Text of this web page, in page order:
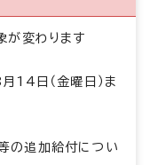
が変わります
14日（金曜日）ま
の追加給付につい